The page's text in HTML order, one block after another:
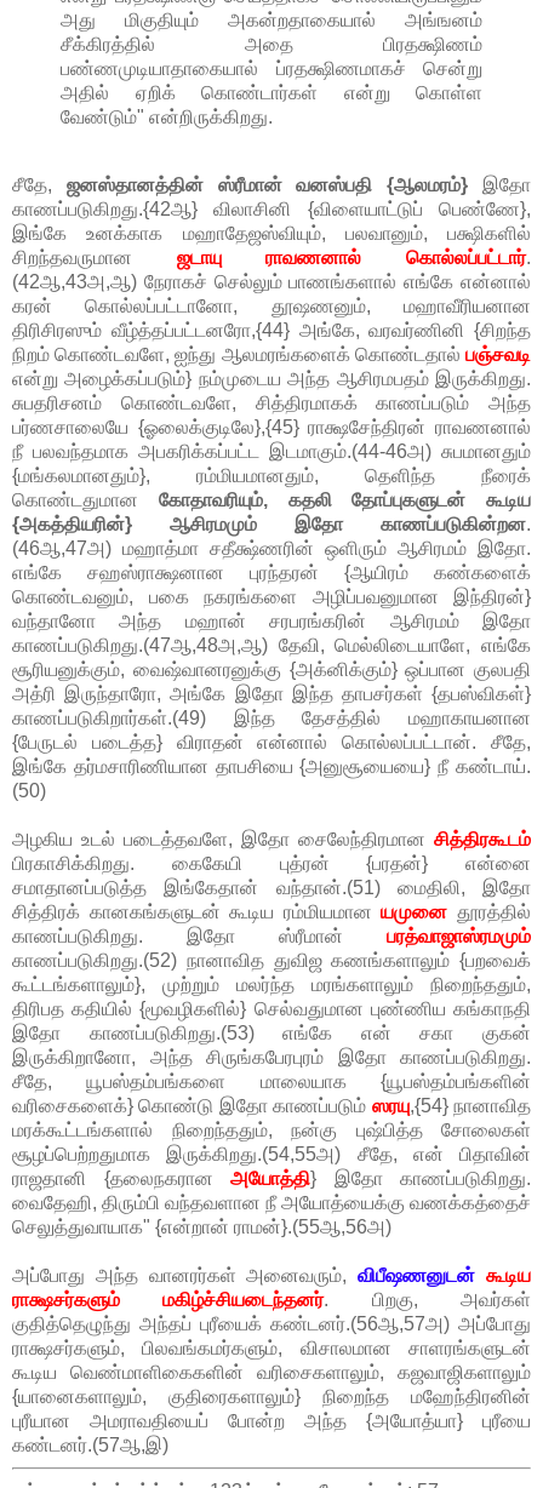
அது மிகுதியும் அகன்றதாகையால் அங்ஙனம்
சீக்கிரத்தில் அதை பிரதக்ஷிணம்
பண்ணமுடியாதாகையால் ப்ரதக்ஷிணமாகச் சென்று
அதில் ஏறிக் கொண்டார்கள் என்று கொள்ள
வேண்டும்" என்றிருக்கிறது.
சீதே, ஜனஸ்தானத்தின் ஸ்ரீமான் வனஸ்பதி {ஆலமரம்} இதோ
காணப்படுகிறது.{42ஆ} விலாசினி {விளையாட்டுப் பெண்ணே},
இங்கே உனக்காக மஹாதேஜஸ்வியும், பலவானும், பக்ஷிகளில்
சிறந்தவருமான ஜடாயு ராவணனால் கொல்லப்பட்டார்.
(42ஆ,43அ,ஆ) நேராகச் செல்லும் பாணங்களால் எங்கே என்னால்
கரன் கொல்லப்பட்டானோ, தூஷணனும், மஹாவீரியனான
திரிசிரஸும் வீழ்த்தப்பட்டனரோ,{44} அங்கே, வரவர்ணினி {சிறந்த
நிறம் கொண்டவளே, ஐந்து ஆலமரங்களைக் கொண்டதால் பஞ்சவடி
என்று அழைக்கப்படும்} நம்முடைய அந்த ஆசிரமபதம் இருக்கிறது.
சுபதரிசனம் கொண்டவளே, சித்திரமாகக் காணப்படும் அந்த
பர்ணசாலையே {ஓலைக்குடிலே},{45} ராக்ஷசேந்திரன் ராவணனால்
நீ பலவந்தமாக அபகரிக்கப்பட்ட இடமாகும்.(44-46அ) சுபமானதும்
{மங்கலமானதும்}, ரம்மியமானதும், தெளிந்த நீரைக்
கொண்டதுமான கோதாவரியும், கதலி தோப்புகளுடன் கூடிய
{அகத்தியரின்} ஆசிரமமும் இதோ காணப்படுகின்றன.
(46ஆ,47அ) மஹாத்மா சதீக்ஷ்ணரின் ஒளிரும் ஆசிரமம் இதோ.
எங்கே சஹஸ்ராக்ஷனான புரந்தரன் {ஆயிரம் கண்களைக்
கொண்டவனும், பகை நகரங்களை அழிப்பவனுமான இந்திரன்}
வந்தானோ அந்த மஹான் சரபரங்கரின் ஆசிரமம் இதோ
காணப்படுகிறது.(47ஆ,48அ,ஆ) தேவி, மெல்லிடையாளே, எங்கே
சூரியனுக்கும், வைஷ்வானரனுக்கு {அக்னிக்கும்} ஒப்பான குலபதி
அத்ரி இருந்தாரோ, அங்கே இதோ இந்த தாபசர்கள் {தபஸ்விகள்}
காணப்படுகிறார்கள்.(49) இந்த தேசத்தில் மஹாகாயனான
{பேருடல் படைத்த} விராதன் என்னால் கொல்லப்பட்டான். சீதே,
இங்கே தர்மசாரிணியான தாபசியை {அனுசூயையை} நீ கண்டாய்.
(50)
அழகிய உடல் படைத்தவளே, இதோ சைலேந்திரமான சித்திரகூடம்
பிரகாசிக்கிறது. கைகேயி புத்ரன் {பரதன்} என்னை
சமாதானப்படுத்த இங்கேதான் வந்தான்.(51) மைதிலி, இதோ
சித்திரக் கானகங்களுடன் கூடிய ரம்மியமானயமுனை தூரத்தில்
காணப்படுகிறது. இதோ ஸ்ரீமான் பரத்வாஜாஸ்ரமமும்
காணப்படுகிறது.(52) நானாவித துவிஜ கணங்களாலும் {பறவைக்
கூட்டங்களாலும்}, முற்றும் மலர்ந்த மரங்களாலும் நிறைந்ததும்,
திரிபத கதியில் {மூவழிகளில்} செல்வதுமான புண்ணிய கங்காநதி
இதோ காணப்படுகிறது.(53) எங்கே என் சகா குகன்
இருக்கிறானோ, அந்த சிருங்கபேரபுரம் இதோ காணப்படுகிறது.
சீதே, யூபஸ்தம்பங்களை மாலையாக {யூபஸ்தம்பங்களின்
வரிசைகளைக்} கொண்டு இதோ காணப்படும் ஸரயு,{54} நானாவித
மரக்கூட்டங்களால் நிறைந்ததும், நன்கு புஷ்பித்த சோலைகள்
சூழப்பெற்றதுமாக இருக்கிறது.(54,55அ) சீதே, என் பிதாவின்
ராஜதானி {தலைநகரான அயோத்தி} இதோ காணப்படுகிறது.
வைதேஹி, திரும்பி வந்தவளான நீ அயோத்யைக்கு வணக்கத்தைச்
செலுத்துவாயாக" {என்றான் ராமன்}.(55ஆ,56அ)
அப்போது அந்த வானரர்கள் அனைவரும்,விபீஷணனுடன் கூடிய
ராக்ஷசர்களும் மகிழ்ச்சியடைந்தனர். பிறகு, அவர்கள்
குதித்தெழுந்து அந்தப் புரீயைக் கண்டனர்.(56ஆ,57அ) அப்போது
ராக்ஷசர்களும், பிலவங்கமர்களும், விசாலமான சாளரங்களுடன்
கூடிய வெண்மாளிகைகளின் வரிசைகளாலும், கஜவாஜிகளாலும்
{யானைகளாலும், குதிரைகளாலும்} நிறைந்த மஹேந்திரனின்
புரீயான அமராவதியைப் போன்ற அந்த {அயோத்யா} புரீயை
கண்டனர்.(57ஆ,இ)